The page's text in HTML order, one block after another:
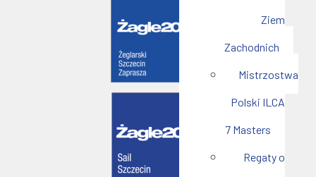
Ziem
Zachodnich
Mistrzostwa
Polski ILCA
7 Masters
Regaty o